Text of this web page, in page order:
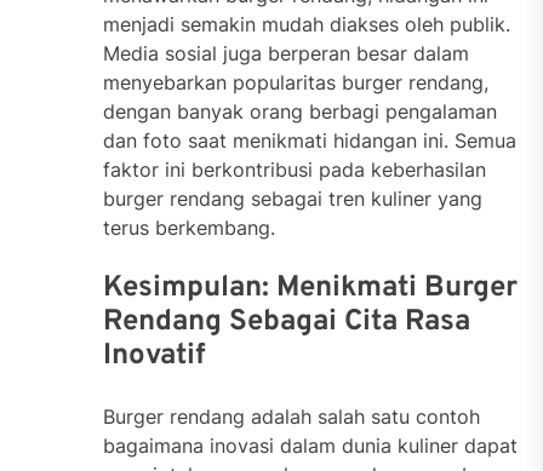
menjadi semakin mudah diakses oleh publik.
Media sosial juga berperan besar dalam
menyebarkan popularitas burger rendang,
dengan banyak orang berbagi pengalaman
dan foto saat menikmati hidangan ini. Semua
faktor ini berkontribusi pada keberhasilan
burger rendang sebagai tren kuliner yang
terus berkembang.
Kesimpulan: Menikmati Burger
Rendang Sebagai Cita Rasa
Inovatif
Burger rendang adalah salah satu contoh
bagaimana inovasi dalam dunia kuliner dapat